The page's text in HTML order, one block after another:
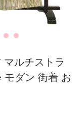
ルチストラ
モダン 街着 お